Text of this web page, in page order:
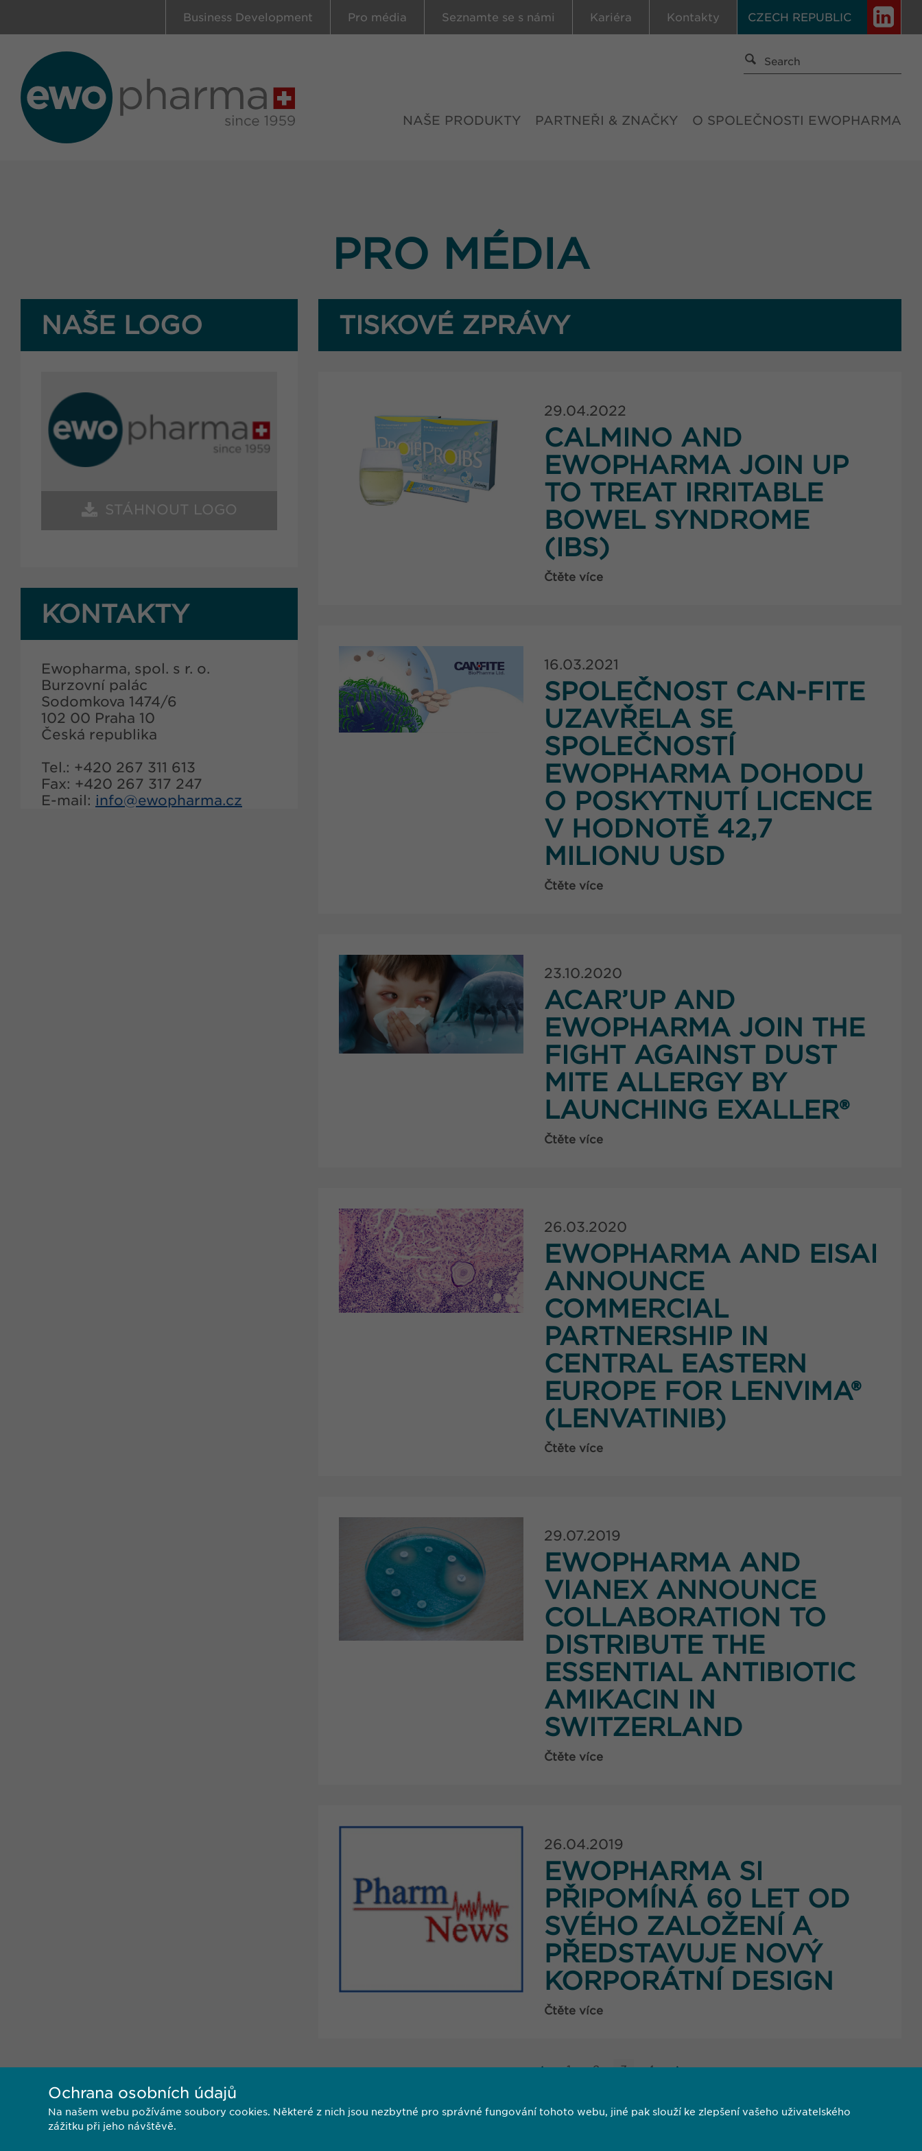
CZECH REPUBLIC
Business Development Pro média Seznamte se s námi Kariéra Kontakty
NAŠE PRODUKTY PARTNEŘI & ZNAČKY O SPOLEČNOSTI EWOPHARMA
PRO MÉDIA
NAŠE LOGO
STÁHNOUT LOGO
KONTAKTY
Ewopharma, spol. s r. o.
Burzovní palác
Sodomkova 1474/6
102 00 Praha 10
Česká republika
Tel.: +420 267 311 613
Fax: +420 267 317 247
E-mail: info@ewopharma.cz
TISKOVÉ ZPRÁVY
29.04.2022
CALMINO AND
EWOPHARMA JOIN UP
TO TREAT IRRITABLE
BOWEL SYNDROME
(IBS)
Čtěte více
16.03.2021
SPOLEČNOST CAN-FITE
UZAVŘELA SE
SPOLEČNOSTÍ
EWOPHARMA DOHODU
O POSKYTNUTÍ LICENCE
V HODNOTĚ 42,7
MILIONU USD
Čtěte více
23.10.2020
ACAR’UP AND
EWOPHARMA JOIN THE
FIGHT AGAINST DUST
MITE ALLERGY BY
LAUNCHING EXALLER®
Čtěte více
26.03.2020
EWOPHARMA AND EISAI
ANNOUNCE
COMMERCIAL
PARTNERSHIP IN
CENTRAL EASTERN
EUROPE FOR LENVIMA®
(LENVATINIB)
Čtěte více
29.07.2019
EWOPHARMA AND
VIANEX ANNOUNCE
COLLABORATION TO
DISTRIBUTE THE
ESSENTIAL ANTIBIOTIC
AMIKACIN IN
SWITZERLAND
Čtěte více
26.04.2019
EWOPHARMA SI
PŘIPOMÍNÁ 60 LET OD
SVÉHO ZALOŽENÍ A
PŘEDSTAVUJE NOVÝ
KORPORÁTNÍ DESIGN
Čtěte více
1 2 3 4
Ochrana osobních údajů
Na našem webu požíváme soubory cookies. Některé z nich jsou nezbytné pro správné fungování tohoto webu, jiné pak slouží ke zlepšení vašeho uživatelského
zážitku při jeho návštěvě.